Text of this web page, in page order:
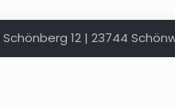
Schönberg 12 | 23744